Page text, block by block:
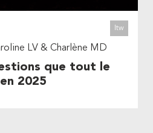
Itw
LV & Charlène MD
que tout le
2025